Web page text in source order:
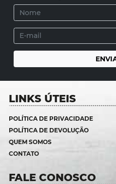
LINKS ÚTEIS
POLÍTICA DE PRIVACIDADE
POLÍTICA DE DEVOLUÇÃO
QUEM SOMOS
CONTATO
FALE CONOSCO